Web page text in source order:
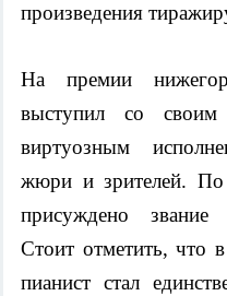
произведения
На премии
выступил со
виртуозным
жюри и зрителей.
присуждено звание
Стоит отметить, что
пианист стал